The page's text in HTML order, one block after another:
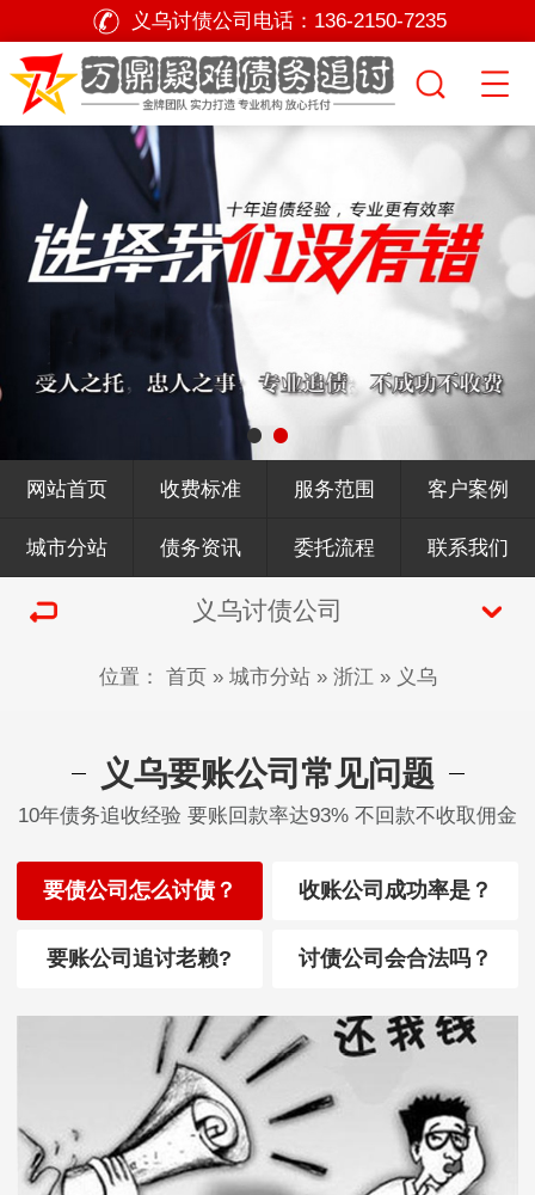
义乌讨债公司电话： 136-2150-7235
网站首页 收费标准 服务范围 客户案例
城市分站 债务资讯 委托流程 联系我们
义乌讨债公司
位置： 首页» 城市分站» 浙江» 义乌
义乌要账公司常见问题
10年债务追收经验 要账回款率达93% 不回款不收取佣金
要债公司怎么讨债？ 收账公司成功率是？
要账公司追讨老赖? 讨债公司会合法吗？